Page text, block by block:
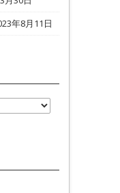
年8月11日